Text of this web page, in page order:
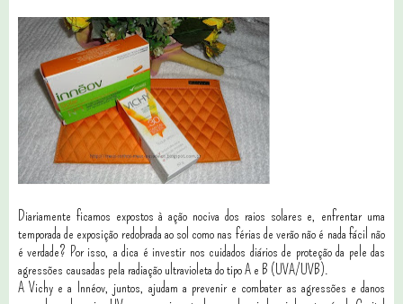
Diariamente ficamos expostos à ação nociva dos raios solares e, enfrentar uma
temporada de exposição redobrada ao sol como nas férias de verão não é nada fácil não
é verdade? Por isso, a dica é investir nos cuidados diários de proteção da pele das
agressões causadas pela radiação ultravioleta do tipo A e B (UVA/UVB).
A Vichy e a Innéov, juntos, ajudam a prevenir e combater as agressões e danos